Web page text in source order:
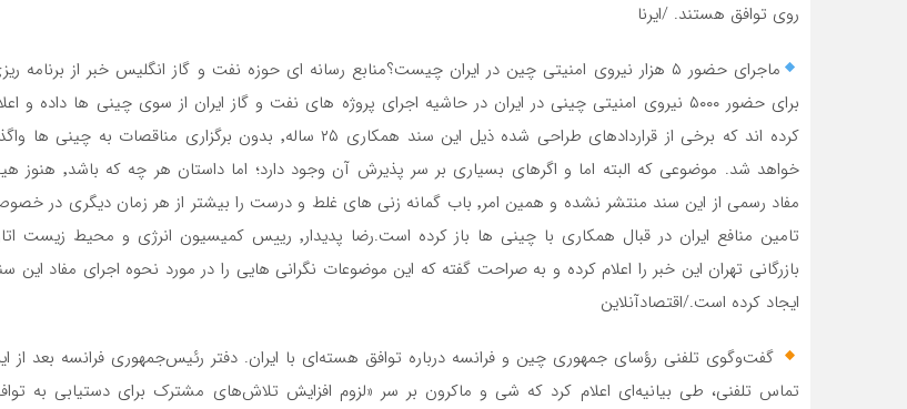
روی توافق هستند. /ایرنا
ماجرای حضور ۵ هزار نیروی امنیتی چین در ایران چیست؟منابع رسانه ای حوزه نفت و گاز انگلیس خبر از برنامه
برای حضور ۵۰۰۰ نیروی امنیتی چینی در ایران در حاشیه اجرای پروژه های نفت و گاز ایران از سوی چینی ها داده و
کرده اند که برخی از قراردادهای طراحی شده ذیل این سند همکاری ۲۵ ساله٬‌ بدون برگزاری مناقصات به چینی ها
خواهد شد. موضوعی که البته اما و اگرهای بسیاری بر سر پذیرش آن وجود دارد؛ اما
مفاد رسمی از این سند منتشر نشده و همین امر٬ باب گمانه زنی های غلط و درست را بیشتر از هر زمان دیگری در
تامین منافع ایران در قبال همکاری با چینی ها باز کرده است.رضا پدیدار٬‌ رییس کمیسیون انرژی و محیط
بازرگانی تهران این خبر را اعلام کرده و به صراحت گفته که این موضوعات نگرانی هایی را در مورد نحوه اجرای مفاد این
ایجاد کرده است./اقتصادآنلاین
گفت‌وگوی تلفنی رؤسای جمهوری چین و فرانسه درباره توافق هسته‌ای با ایران. دفتر رئیس‌جمهوری فرانسه بعد از
تماس تلفنی، طی بیانیه‌ای اعلام کرد که شی و ماکرون بر سر «لزوم افزایش تلاش‌های مشترک برای دستیابی به